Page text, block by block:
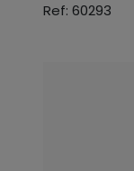
Ref: 60293